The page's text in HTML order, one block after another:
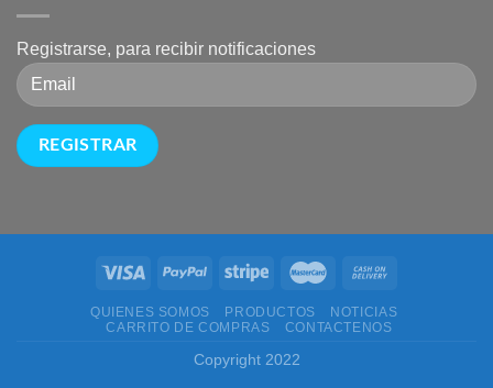
Registrarse, para recibir notificaciones
QUIENES SOMOS PRODUCTOS
NOTICIAS
CARRITO DE COMPRAS
CONTACTENOS
Copyright 2022